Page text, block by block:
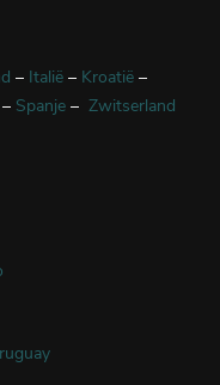
– Italië – Kroatië –
– Spanje – Zwitserland